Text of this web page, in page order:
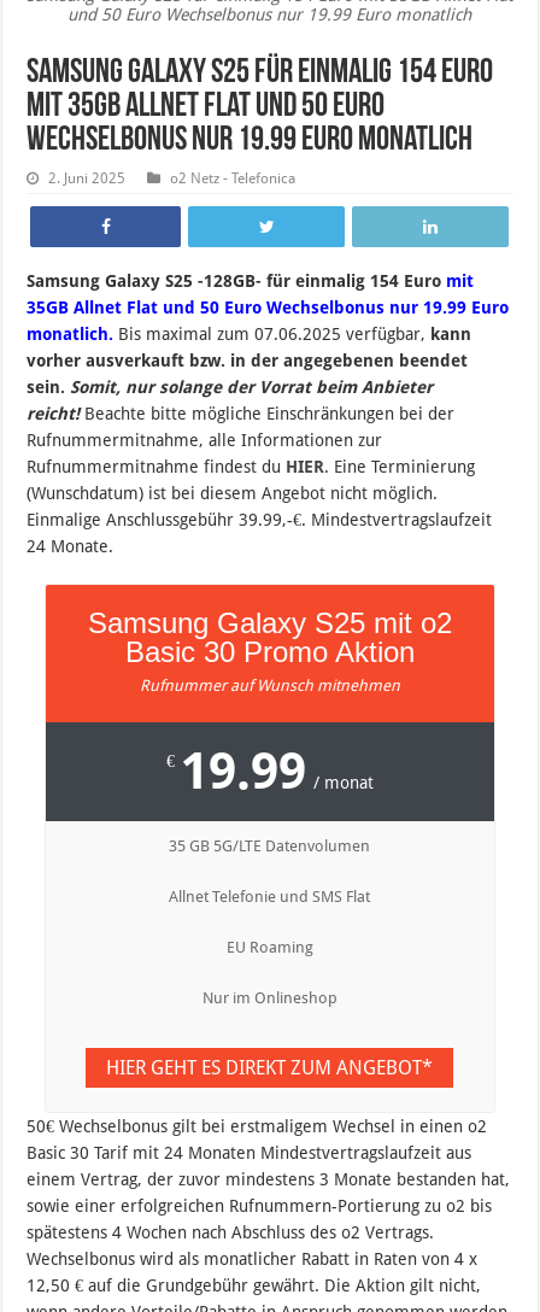
und 50 Euro Wechselbonus nur 19.99 Euro monatlich
Samsung Galaxy S25 für einmalig 154 Euro
mit 35GB Allnet Flat und 50 Euro
Wechselbonus nur 19.99 Euro monatlich
2. Juni 2025 o2 Netz - Telefonica
Samsung Galaxy S25 -128GB- für einmalig 154 Euro mit
35GB Allnet Flat und 50 Euro Wechselbonus nur 19.99 Euro
monatlich. Bis maximal zum 07.06.2025 verfügbar, kann
vorher ausverkauft bzw. in der angegebenen beendet
sein. Somit, nur solange der Vorrat beim Anbieter
reicht!Beachte bitte mögliche Einschränkungen bei der
Rufnummermitnahme, alle Informationen zur
Rufnummermitnahme findest du HIER. Eine Terminierung
(Wunschdatum) ist bei diesem Angebot nicht möglich.
Einmalige Anschlussgebühr 39.99,-€. Mindestvertragslaufzeit
24 Monate.
Samsung Galaxy S25 mit o2
Basic 30 Promo Aktion
Rufnummer auf Wunsch mitnehmen
€ 19.99 / monat
35 GB 5G/LTE Datenvolumen
Allnet Telefonie und SMS Flat
EU Roaming
Nur im Onlineshop
HIER GEHT ES DIREKT ZUM ANGEBOT*
50€ Wechselbonus gilt bei erstmaligem Wechsel in einen o2
Basic 30 Tarif mit 24 Monaten Mindestvertragslaufzeit aus
einem Vertrag, der zuvor mindestens 3 Monate bestanden hat,
sowie einer erfolgreichen Rufnummern-Portierung zu o2 bis
spätestens 4 Wochen nach Abschluss des o2 Vertrags.
Wechselbonus wird als monatlicher Rabatt in Raten von 4 x
12,50 € auf die Grundgebühr gewährt. Die Aktion gilt nicht,